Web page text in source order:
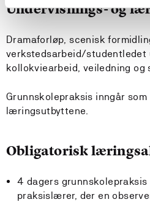
Undervisnings- og
Dramaforløp, scenisk
verkstedsarbeid/studentledet
kollokviearbeid, veiledning og
Grunnskolepraksis inngår
læringsutbyttene.
Obligatorisk
4 dagers grunnskolepraksis
praksislærer, der en